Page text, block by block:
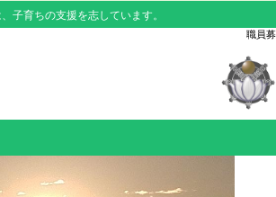
子育ちの支援を志しています。
職員募